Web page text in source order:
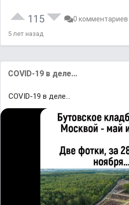
115 0 комментариев
5 лет назад
COVID-19 в деле...
COVID-19 в деле...